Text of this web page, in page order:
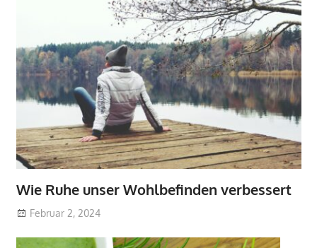
Wie Ruhe unser Wohlbefinden verbessert
Februar 2, 2024